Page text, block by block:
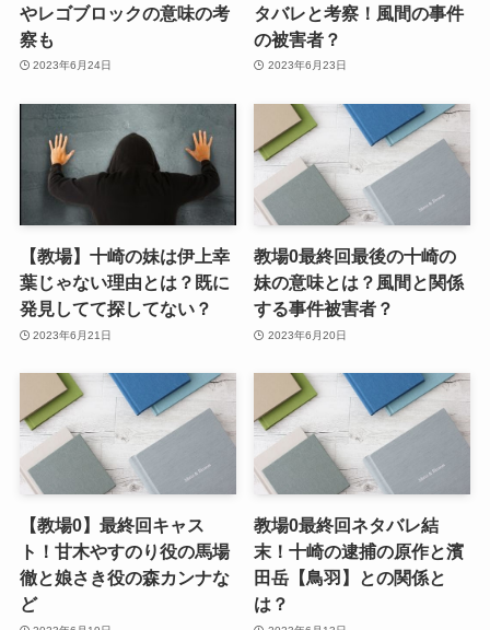
やレゴブロックの意味の考
察も
2023年6月24日
タバレと考察！風間の事件
の被害者？
2023年6月23日
【教場】十崎の妹は伊上幸
葉じゃない理由とは？既に
発見してて探してない？
2023年6月21日
教場0最終回最後の十崎の
妹の意味とは？風間と関係
する事件被害者？
2023年6月20日
【教場0】最終回キャス
ト！甘木やすのり役の馬場
徹と娘さき役の森カンナな
ど
教場0最終回ネタバレ結
末！十崎の逮捕の原作と濱
田岳【鳥羽】との関係と
は？